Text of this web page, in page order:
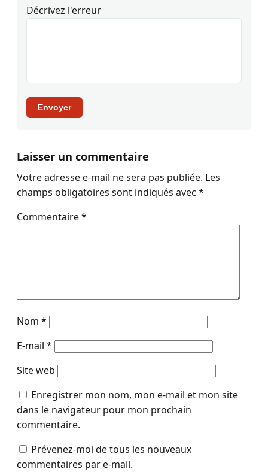
Décrivez l'erreur
Envoyer
Laisser un commentaire
Votre adresse e-mail ne sera pas publiée. Les
champs obligatoires sont indiqués avec *
Commentaire*
Nom *
E-mail *
Site web
Enregistrer mon nom, mon e-mail et mon site
dans le navigateur pour mon prochain
commentaire.
Prévenez-moi de tous les nouveaux
commentaires par e-mail.